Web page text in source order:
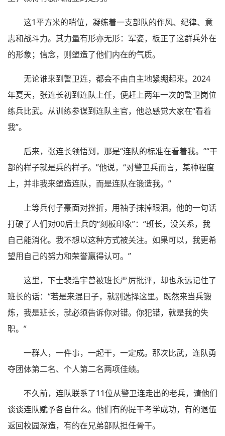
这1平方米的哨位，凝练着一支部队的作风、纪律、意
志和战斗力。其力量有形亦无形：军姿，板正了这群兵外在
的形象；信念，则塑造了他们内在的气质。
无论谁来到警卫连，都会不由自主地紧绷起来。2024
年夏天，张连长初到连队上任，便赶上两年一次的警卫岗位
练兵比武。从训练参谋到连队主官，他总感觉大家在“看着
我”。
后来，张连长领悟到，那是“连队的标准在看着我。”“干
部的样子就是兵的样子。”他说，“对警卫兵而言，某种程度
上，并非我来塑造连队，而是连队在锻造我。”
上等兵付子豪面对挫折，用袖子抹掉眼泪。他的一句话
打破了人们对00后士兵的“刻板印象”：“班长，没关系，我
自己能消化。我不想以这种方式被关注。如果可以，我更希
望用自己的努力和荣誉赢得认可。”
这里，下士裴浩宇曾被班长严厉批评，却也永远记住了
班长的话：“若是来混日子，就别选择这里。既然来当兵锻
炼，我是班长，就必须告诉你对错。你犯错，就是我的失
职。”
一群人，一件事，一起干，一定成。那次比武，连队勇
夺团体第二名、个人第二名两项佳绩。
不久前，连队联系了11位从警卫连走出的老兵，请他们
谈谈连队赋予各自什么。他们有的提干考学成功，有的退伍
返回校园深造，有的在兄弟部队担任骨干。